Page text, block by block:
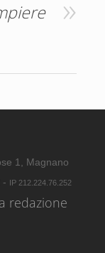
1, Magnano
- IP 212.224.76.252
redazione